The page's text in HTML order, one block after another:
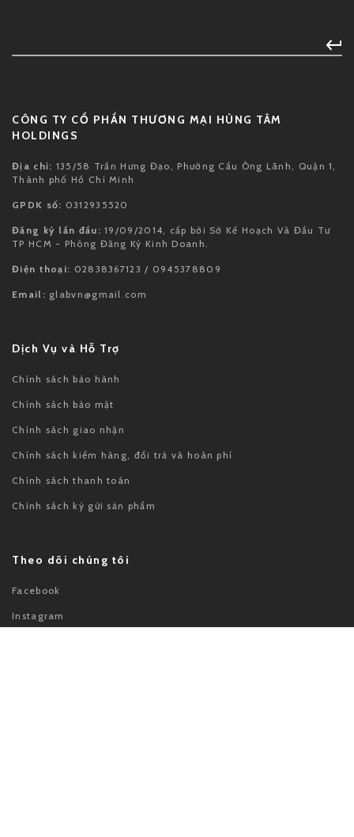
CÔNG TY CỔ PHẦN THƯƠNG MẠI HÙNG TÂM
HOLDINGS
Địa chỉ: 135/58 Trần Hưng Đạo, Phường Cầu Ông Lãnh, Quận 1,
Thành phố Hồ Chí Minh
GPDK số: 0312935520
Đăng ký lần đầu: 19/09/2014, cấp bởi Sở Kế Hoạch Và Đầu Tư
TP HCM - Phòng Đăng Ký Kinh Doanh.
Điện thoại: 02838367123 / 0945378809
Email: glabvn@gmail.com
Dịch Vụ và Hỗ Trợ
Chính sách bảo hành
Chính sách bảo mật
Chính sách giao nhận
Chính sách kiểm hàng, đổi trả và hoàn phí
Chính sách thanh toán
Chính sách ký gửi sản phẩm
Theo dõi chúng tôi
Facebook
Instagram